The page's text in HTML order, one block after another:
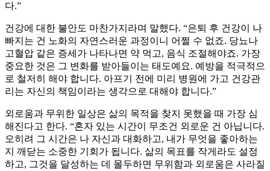
다.”
건강에 대한 불안도 마찬가지라며 말했다. “은퇴 후 건강이 나
빠지는 건 노화의 자연스러운 과정이니 어쩔 수 없죠. 당뇨나
고혈압 같은 증세가 나타나면 약 먹고, 음식 조절해야죠. 가장
중요한 것은 그 변화를 받아들이는 태도예요. 예방을 적극적으
로 철저히 해야 합니다. 아프기 전에 미리 병원에 가고 건강관
리는 자신의 책임이라는 생각으로 대해야 합니다.”
외로움과 무위한 일상은 삶의 목적을 찾지 못했을 때 가장 심
해진다고 한다. “혼자 있는 시간이 무조건 외로운 건 아닙니다.
오히려 그 시간은 나 자신과 대화하고, 내가 무엇을 좋아하는
지 깨닫는 소중한 기회가 됩니다. 삶의 목표를 작게라도 설정
하고, 그것을 달성하는 데 몰두하면 무위함과 외로움은 사라질